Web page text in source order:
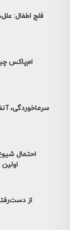
فلج اطفال:
ام‌پاکس
سرماخوردگی،
احتمال
اولین
از